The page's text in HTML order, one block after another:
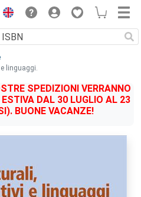
linguaggi.
SPEDIZIONI VERRANNO
DAL 30 LUGLIO AL 23
BUONE VACANZE!